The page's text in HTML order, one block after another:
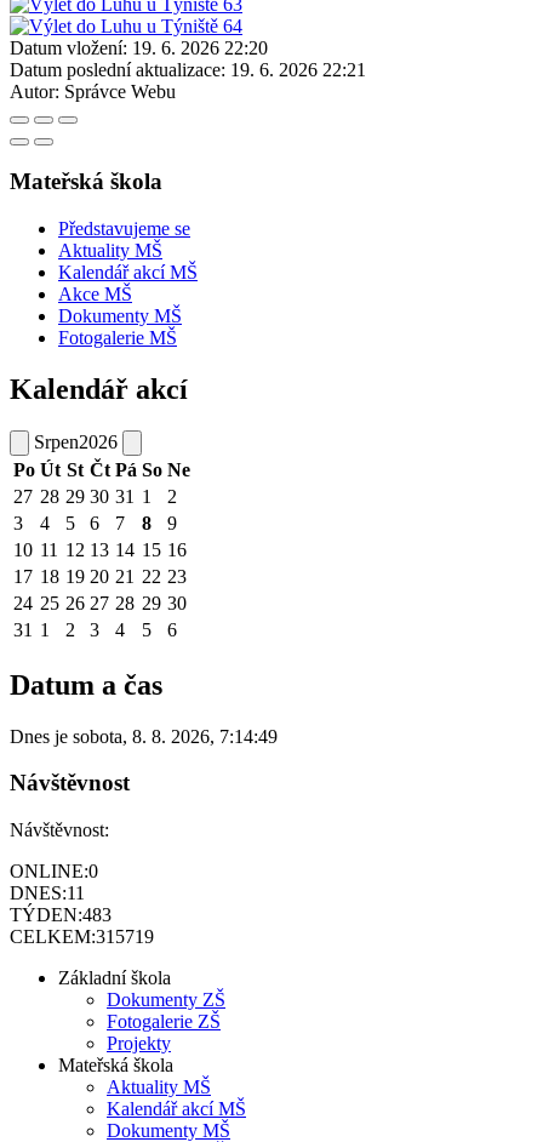
Datum vložení: 19. 6. 2026 22:20
Datum poslední aktualizace: 19. 6. 2026 22:21
Autor: Správce Webu
Mateřská škola
Představujeme se
Aktuality MŠ
Kalendář akcí MŠ
Akce MŠ
Dokumenty MŠ
Fotogalerie MŠ
Kalendář akcí
Srpen2026
Po Út St Čt Pá So Ne
27 28 29 30 31 1
2
3
4 5 6 7 8
9
10 11 12 13 14 15 16
17 18 19 20 21 22 23
24 25 26 27 28 29 30
31 1 2 3 4 5 6
Datum a čas
Dnes je sobota, 8. 8. 2026, 7:14:49
Návštěvnost
Návštěvnost:
ONLINE:0
DNES:11
TÝDEN:483
CELKEM:315719
Základní škola
Dokumenty ZŠ
Fotogalerie ZŠ
Projekty
Mateřská škola
Aktuality MŠ
Kalendář akcí MŠ
Dokumenty MŠ